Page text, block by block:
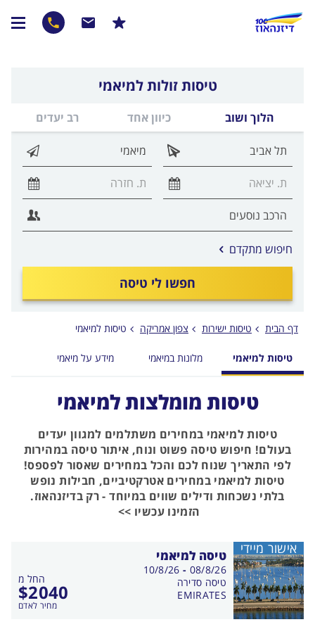
טיסות זולות למיאמי
הלוך ושוב כיוון אחד רב יעדים
חפשו לי טיסה
חיפוש מתקדם אפשרויות
החיפוש
הנוספות
לפני
הכפתור
דף הבית טיסות ישירות צפון אמריקה טיסות למיאמי
טיסות למיאמי מלונות במיאמי מידע על מיאמי
טיסות מומלצות למיאמי
טיסות למיאמי במחירים משתלמים למגוון יעדים
בעולם! חיפוש טיסה פשוט ונוח, איתור טיסה במהירות
לפי התאריך שנוח לכם והכל במחירים שאסור לפספס!
טיסות למיאמי במחירים אטרקטיביים, חבילות נופש
בלתי נשכחות ודילים שווים במיוחד - רק בדיזנהאוז.
הזמינו עכשיו >>
טיסה למיאמי
החל מ
$2040
מחיר לאדם
בין
התאריכים,
08/8/26
-
10/8/26
טיסה סדירה
EMIRATES
אישור מיידי